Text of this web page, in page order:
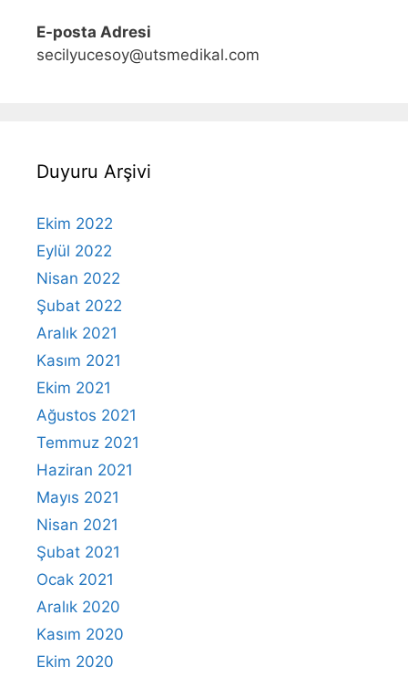
E-posta Adresi
secilyucesoy@utsmedikal.com
Duyuru Arşivi
Ekim 2022
Eylül 2022
Nisan 2022
Şubat 2022
Aralık 2021
Kasım 2021
Ekim 2021
Ağustos 2021
Temmuz 2021
Haziran 2021
Mayıs 2021
Nisan 2021
Şubat 2021
Ocak 2021
Aralık 2020
Kasım 2020
Ekim 2020